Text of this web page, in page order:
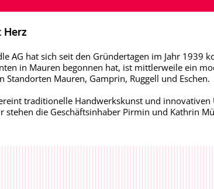
AG hat sich seit den Gründertagen im Jahr 1939
in Mauren begonnen hat, ist mittlerweile ein
Standorten Mauren, Gamprin, Ruggell und Eschen.
traditionelle Handwerkskunst und
stehen die Geschäftsinhaber Pirmin und Kathrin